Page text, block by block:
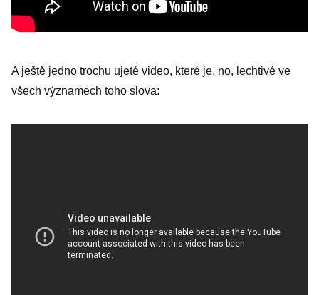
A ještě jedno trochu ujeté video, které je, no, lechtivé ve
všech významech toho slova: